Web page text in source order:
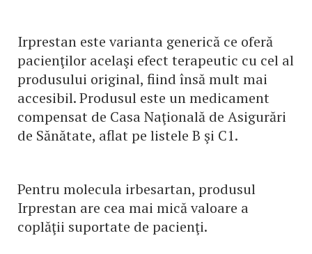
Irprestan este varianta generică ce oferă
pacienţilor acelaşi efect terapeutic cu cel al
produsului original, fiind însă mult mai
accesibil. Produsul este un medicament
compensat de Casa Naţională de Asigurări
de Sănătate, aflat pe listele B şi C1.
Pentru molecula irbesartan, produsul
Irprestan are cea mai mică valoare a
coplăţii suportate de pacienţi.